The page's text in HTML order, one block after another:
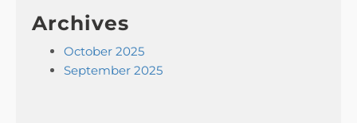
Archives
October 2025
September 2025